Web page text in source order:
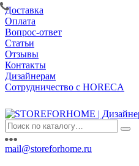
Доставка
Оплата
Вопрос-ответ
Статьи
Отзывы
Контакты
Дизайнерам
Сотрудничество с HORECA
mail@storeforhome.ru